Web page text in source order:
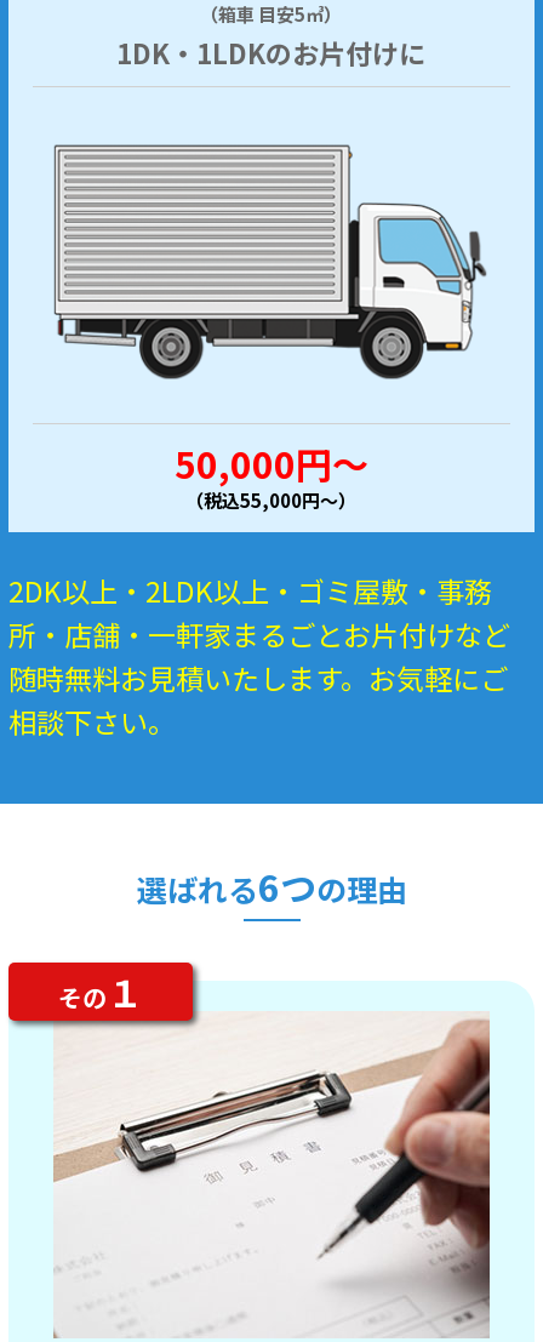
（箱車 目安5㎥）
1DK・1LDKのお片付けに
50,000円～
（税込55,000円～）
2DK以上・2LDK以上・ゴミ屋敷・事務
所・店舗・一軒家まるごとお片付けなど
随時無料お見積いたします。お気軽にご
相談下さい。
選ばれる6つの理由
その １